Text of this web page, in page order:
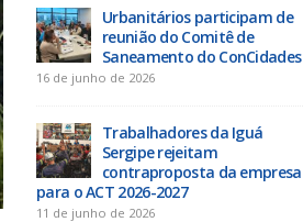
Urbanitários participam de
reunião do Comitê de
Saneamento do ConCidades
16 de junho de 2026
Trabalhadores da Iguá
Sergipe rejeitam
contraproposta da empresa
para o ACT 2026-2027
11 de junho de 2026